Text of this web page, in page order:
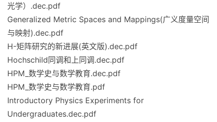
光学）.dec.pdf
Generalized Metric Spaces and Mappings(广义度量空间
与映射).dec.pdf
H-矩阵研究的新进展(英文版).dec.pdf
Hochschild同调和上同调.dec.pdf
HPM_数学史与数学教育.dec.pdf
HPM_数学史与数学教育.pdf
Introductory Physics Experiments for
Undergraduates.dec.pdf